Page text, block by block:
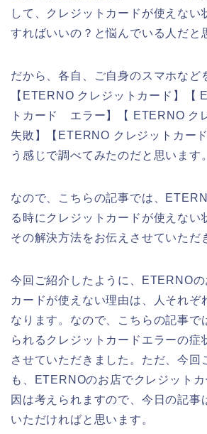
して、クレジットカードが使えない
すればいいの？と悩んでいる人だと
だから、各自、ご自身のスマホなど
【ETERNO クレジットカード】【
トカード エラー】【 ETERNO ク
失敗】【ETERNO クレジットカー
う感じで調べてみたのだと思います。
なので、こちらの記事では、
る時にクレジットカードが使えない
その解決方法をお伝えさせていただ
今回ご紹介したように、ETERNOの
カードが使えない理由は、人それぞ
なります。なので、こちらの記事で
られるクレジットカードエラーの症
させていただきました。ただ、今回
も、ETERNOのお店でクレジット
因は考えられますので、今日の記事
いただければと思います。